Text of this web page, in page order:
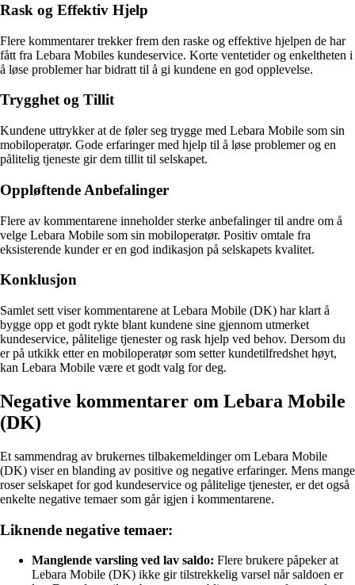
Rask og Effektiv Hjelp
Flere kommentarer trekker frem den raske og effektive hjelpen de har
fått fra Lebara Mobiles kundeservice. Korte ventetider og enkeltheten i
å løse problemer har bidratt til å gi kundene en god opplevelse.
Trygghet og Tillit
Kundene uttrykker at de føler seg trygge med Lebara Mobile som sin
mobiloperatør. Gode erfaringer med hjelp til å løse problemer og en
pålitelig tjeneste gir dem tillit til selskapet.
Oppløftende Anbefalinger
Flere av kommentarene inneholder sterke anbefalinger til andre om å
velge Lebara Mobile som sin mobiloperatør. Positiv omtale fra
eksisterende kunder er en god indikasjon på selskapets kvalitet.
Konklusjon
Samlet sett viser kommentarene at Lebara Mobile (DK) har klart å
bygge opp et godt rykte blant kundene sine gjennom utmerket
kundeservice, pålitelige tjenester og rask hjelp ved behov. Dersom du
er på utkikk etter en mobiloperatør som setter kundetilfredshet høyt,
kan Lebara Mobile være et godt valg for deg.
Negative kommentarer om Lebara Mobile
(DK)
Et sammendrag av brukernes tilbakemeldinger om Lebara Mobile
(DK) viser en blanding av positive og negative erfaringer. Mens mange
roser selskapet for god kundeservice og pålitelige tjenester, er det også
enkelte negative temaer som går igjen i kommentarene.
Liknende negative temaer:
Manglende varsling ved lav saldo: Flere brukere påpeker at
Lebara Mobile (DK) ikke gir tilstrekkelig varsel når saldoen er